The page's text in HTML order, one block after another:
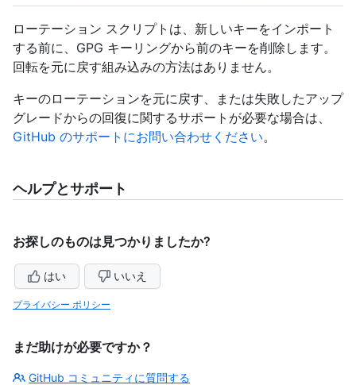
ローテーション スクリプトは、新しいキーをインポート
する前に、GPG キーリングから前のキーを削除します。
回転を元に戻す組み込みの方法はありません。
キーのローテーションを元に戻す、または失敗したアップ
グレードからの回復に関するサポートが必要な場合は、
GitHub のサポートにお問い合わせください。
ヘルプとサポート
お探しのものは見つかりましたか?
はい いいえ
プライバシー ポリシー
まだ助けが必要ですか？
GitHub コミュニティに質問する